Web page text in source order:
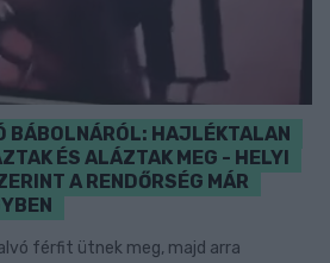
BÁBOLNÁRÓL: HAJLÉKTALAN
ÉS ALÁZTAK MEG - HELYI
A RENDŐRSÉG MÁR
férfit ütnek meg, majd arra